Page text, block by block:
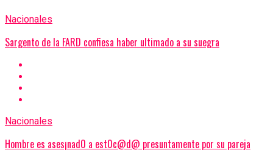
Nacionales
Sargento de la FARD confiesa haber ultimado a su suegra
Nacionales
Hombre es ases¡nad0 a est0c@d@ presuntamente por su pareja